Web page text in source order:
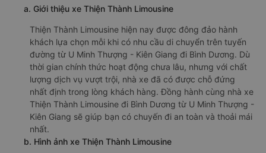
a. Giới thiệu xe Thiện Thành Limousine
Thiện Thành Limousine hiện nay được đông đảo hành
khách lựa chọn mỗi khi có nhu cầu di chuyển trên tuyến
đường từ U Minh Thượng - Kiên Giang đi Bình Dương. Dù
thời gian chính thức hoạt động chưa lâu, nhưng với chất
lượng dịch vụ vượt trội, nhà xe đã có được chỗ đứng
nhất định trong lòng khách hàng. Đồng hành cùng nhà xe
Thiện Thành Limousine đi Bình Dương từ U Minh Thượng -
Kiên Giang sẽ giúp bạn có chuyến đi an toàn và thoải mái
nhất.
b. Hình ảnh xe Thiện Thành Limousine